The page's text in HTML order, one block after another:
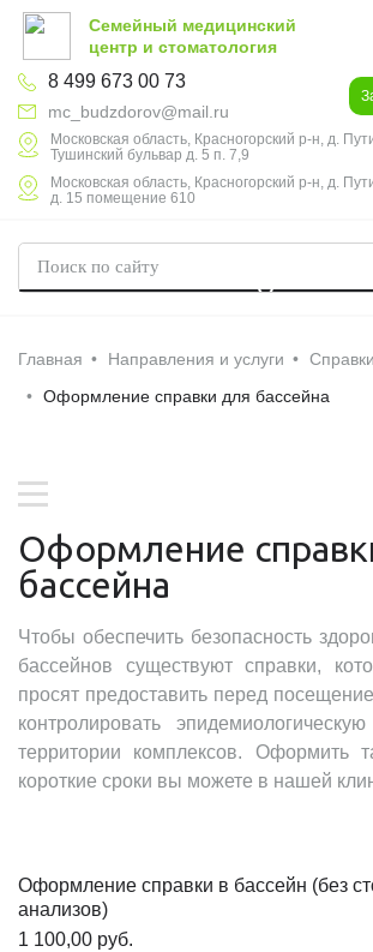
Семейный медицинский
центр и стоматология
8 499 673 00 73
mc_budzdorov@mail.ru
Московская область, Красногорский р-н, д.
Тушинский бульвар д. 5 п. 7,9
Московская область, Красногорский р-н, д.
д. 15 помещение 610
Главная Направления и услуги
Справки
Оформление справки для бассейна
Оформление
бассейна
Чтобы обеспечить безопасность
бассейнов существуют справки,
просят предоставить перед
контролировать
территории комплексов. Оформить
короткие сроки вы можете в нашей
Оформление справки в бассейн (без
анализов)
1 100,00 руб.